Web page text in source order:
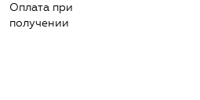
Оплата при
получении